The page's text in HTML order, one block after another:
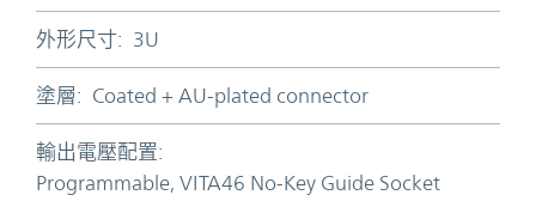
外形尺寸: 3U
塗層: Coated + AU-plated connector
輸出電壓配置:
Programmable, VITA46 No-Key Guide Socket